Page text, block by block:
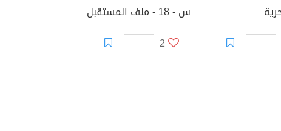
س - 18 - ملف المستقبل
2